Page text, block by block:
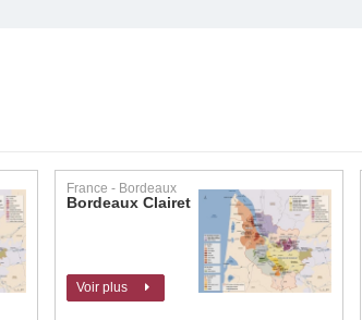
France - Bordeaux
Bordeaux Clairet
Voir plus